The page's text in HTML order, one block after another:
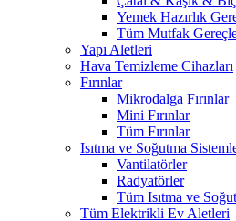
Yemek Hazırlık
Tüm Mutfak
Yapı Aletleri
Hava Temizleme Cihazları
Fırınlar
Mikrodalga Fırınlar
Mini Fırınlar
Tüm Fırınlar
Isıtma ve Soğutma
Vantilatörler
Radyatörler
Tüm Isıtma ve
Tüm Elektrikli Ev Aletleri